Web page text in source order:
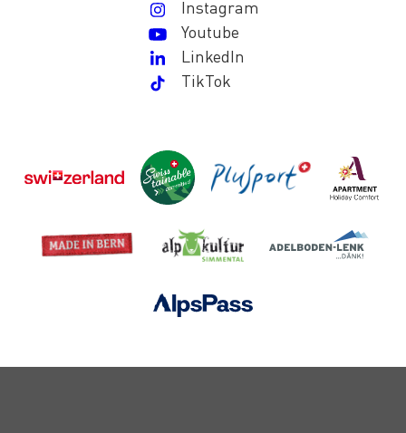
Instagram
Youtube
LinkedIn
TikTok